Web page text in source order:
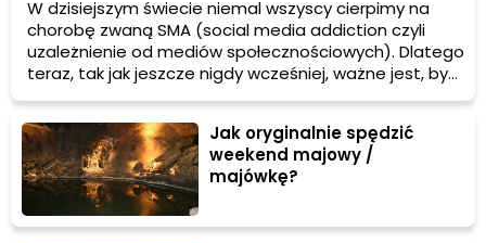
W dzisiejszym świecie niemal wszyscy cierpimy na
chorobę zwaną SMA (social media addiction czyli
uzależnienie od mediów społecznościowych). Dlatego
teraz, tak jak jeszcze nigdy wcześniej, ważne jest, by
w czasie wakacji całkowicie odłączyć się od
internetu. Podpowiadamy, jak zrobić internetowy
detoks.
Jak oryginalnie spędzić
weekend majowy /
majówkę?